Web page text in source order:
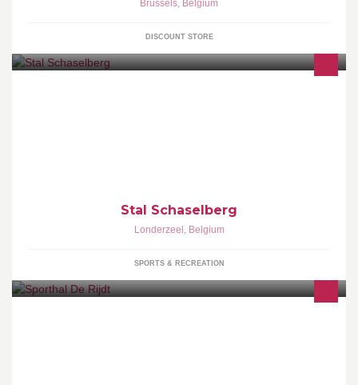
Brussels, Belgium
DISCOUNT STORE
Stal Schaselberg
Londerzeel , Belgium
SPORTS & RECREATION